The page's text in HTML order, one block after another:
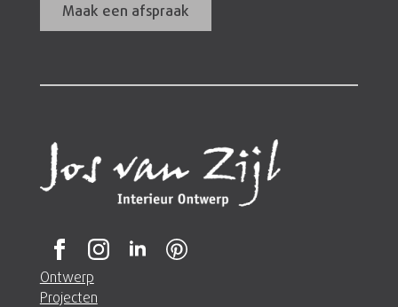
Maak een afspraak
Ontwerp
Projecten